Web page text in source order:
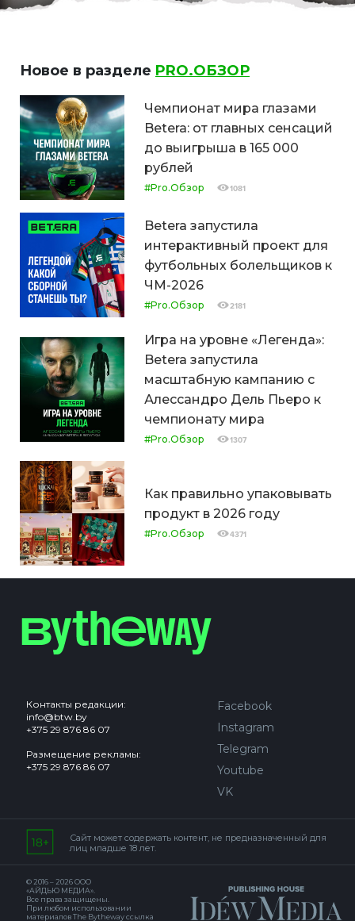
Новое в разделе PRO.ОБЗОР
Чемпионат мира глазами
Betera: от главных сенсаций
до выигрыша в 165 000
рублей
#Pro.Обзор 1081
Betera запустила
интерактивный проект для
футбольных болельщиков к
ЧМ-2026
#Pro.Обзор 2181
Игра на уровне «Легенда»:
Betera запустила
масштабную кампанию с
Алессандро Дель Пьеро к
чемпионату мира
#Pro.Обзор 1307
Как правильно упаковывать
продукт в 2026 году
#Pro.Обзор 4371
Контакты редакции:
info@btw.by
+375 29 876 86 07
Размещение рекламы:
+375 29 876 86 07
Facebook
Instagram
Telegram
Youtube
VK
Сайт может содержать контент, не предназначенный для
лиц младше 18 лет.
© 2016 – 2026 ООО
«АЙДЬЮ МЕДИА».
Все права защищены.
При любом использовании
материалов The Bytheway ссылка